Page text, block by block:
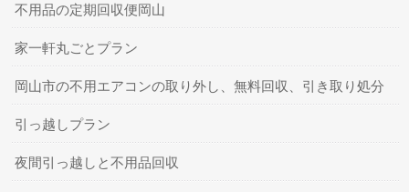
不用品の定期回収便岡山
家一軒丸ごとプラン
岡山市の不用エアコンの取り外し、無料回収、引き取り処分
引っ越しプラン
夜間引っ越しと不用品回収